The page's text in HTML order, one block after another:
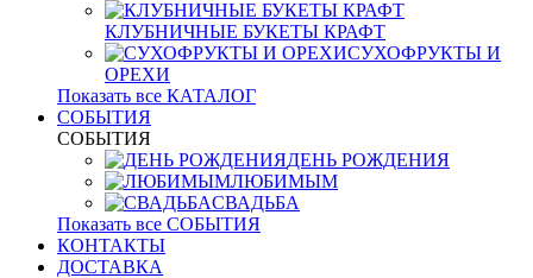
КЛУБНИЧНЫЕ БУКЕТЫ КРАФТ
СУХОФРУКТЫ И
ОРЕХИ
Показать все КАТАЛОГ
СОБЫТИЯ
СОБЫТИЯ
ДЕНЬ РОЖДЕНИЯ
ЛЮБИМЫМ
СВАДЬБА
Показать все СОБЫТИЯ
КОНТАКТЫ
ДОСТАВКА